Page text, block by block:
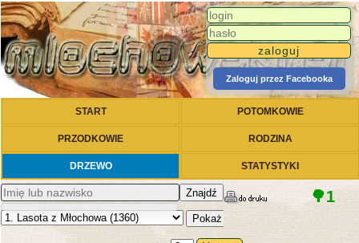
Zaloguj przez Facebooka
START POTOMKOWIE
PRZODKOWIE RODZINA
DRZEWO STATYSTYKI
Znajdź 🌳1
Pokaż